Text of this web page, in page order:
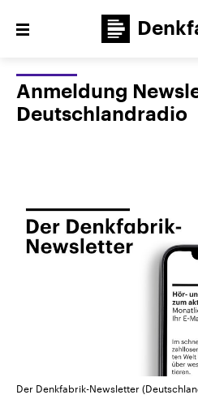
Close
Themen
Anmeldung
Deutschlandradio
Der Denkfabrik-Newsletter